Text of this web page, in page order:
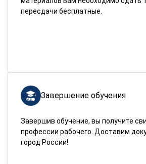
пересдачи бесплатные.
Завершение обучения
Завершив обучение, вы получите
профессии рабочего. Доставим
город России!